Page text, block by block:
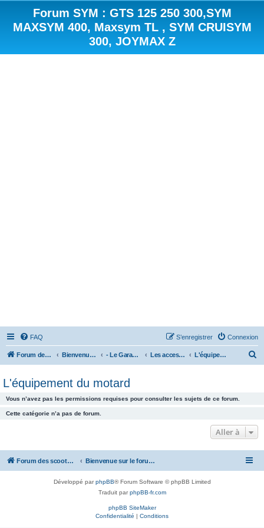
Forum SYM : GTS 125 250 300,SYM
MAXSYM 400, Maxsym TL , SYM CRUISYM
300, JOYMAX Z
FAQ Connexion
S’enregistrer
Forum des scooters SYM - GTS -MAXSYM - CRUISYM - JOYMAX - Maxsym TL Bienvenue sur le forum des scooters de la gamme SYM - Le Garage - Les accessoires L'équipement du motard
r
c
L'équipement du motard
Vous n’avez pas les permissions requises pour consulter les sujets de ce forum.
Cette catégorie n’a pas de forum.
Aller à
Forum des scooters SYM - GTS -MAXSYM - CRUISYM - JOYMAX - Maxsym TL Bienvenue sur le forum des scooters de la gamme SYM
Développé parphpBB® Forum Software © phpBB Limited
Traduit parphpBB-fr.com
phpBB SiteMaker
Confidentialité | Conditions